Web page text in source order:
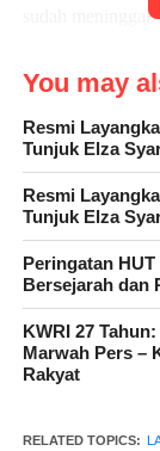
sudah meninggal.
Tim gabungan
Kabupaten
diduga
tersangka.
“Pada Minggu,
gabungan
Juniko mewakili
You may
Resmi
Tunjuk Elza
Resmi
Tunjuk Elza
Peringatan
Bersejarah dan
KWRI 27
Marwah Pers –
Rakyat
RELATED TOPICS: